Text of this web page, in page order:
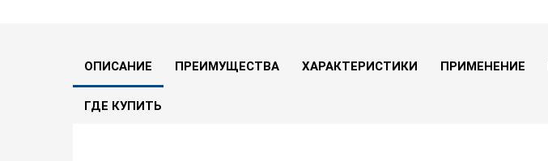
5.0
7 17 вопросов В сравнение В избранное
ОПИСАНИЕ ПРЕИМУЩЕСТВА ХАРАКТЕРИСТИКИ ПРИМЕНЕНИЕ
ГДЕ КУПИТЬ